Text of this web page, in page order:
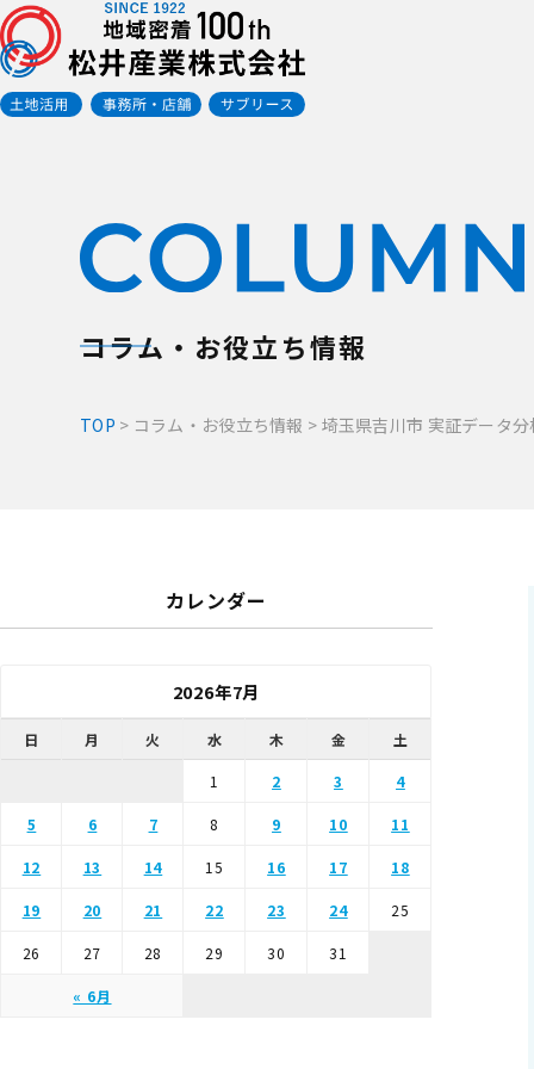
コラム・お役立ち情報
TOP > コラム・お役立ち情報 > 埼玉県吉川市 実証データ
カレンダー
2026年7月
日 月 火 水 木 金 土
« 6月
1 2 3 4
5 6 7 8 9 10 11
12 13 14 15 16 17 18
19 20 21 22 23 24 25
26 27 28 29 30 31